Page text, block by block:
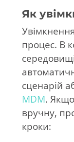
Як
процес. В
сценарій
MDM.
вручну,
кроки: